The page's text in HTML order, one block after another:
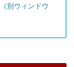
（別ウィンドウ